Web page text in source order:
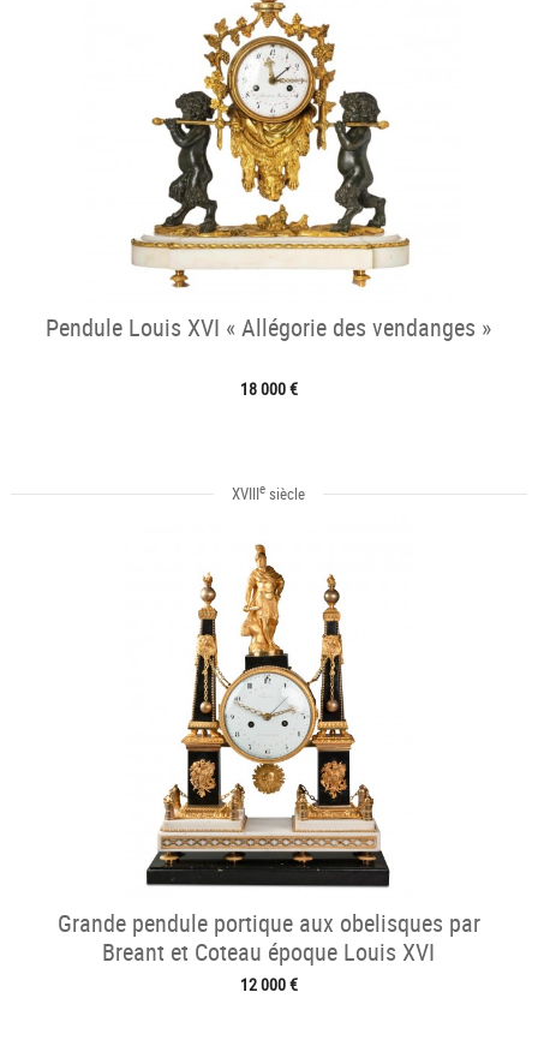
Pendule Louis XVI « Allégorie des vendanges »
18 000 €
XVIIIe siècle
Grande pendule portique aux obelisques par
Breant et Coteau époque Louis XVI
12 000 €